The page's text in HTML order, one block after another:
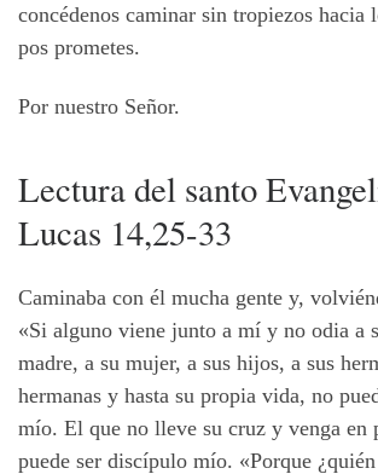
concédenos caminar sin tropiezos hacia
pos prometes.
Por nuestro Señor.
Lectura del santo
Lucas 14,25-33
Caminaba con él mucha gente y,
«Si alguno viene junto a mí y no odia a
madre, a su mujer, a sus hijos, a sus
hermanas y hasta su propia vida, no
mío. El que no lleve su cruz y venga en
puede ser discípulo mío. «Porque